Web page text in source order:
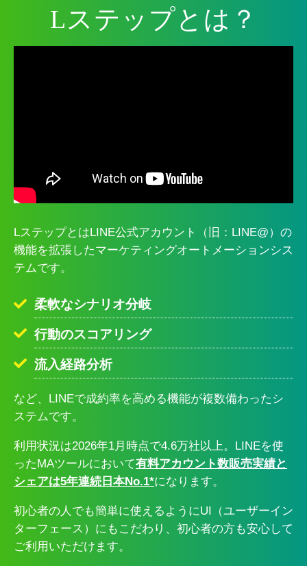
Lステップとは？
LステップとはLINE公式アカウント（旧：LINE@）の
機能を拡張したマーケティングオートメーションシス
テムです。
柔軟なシナリオ分岐
行動のスコアリング
流入経路分析
など、LINEで成約率を高める機能が複数備わったシ
ステムです。
利用状況は2026年1月時点で4.6万社以上。LINEを使
ったMAツールにおいて有料アカウント数販売実績と
シェアは5年連続日本No.1*になります。
初心者の人でも簡単に使えるようにUI（ユーザーイン
ターフェース）にもこだわり、初心者の方も安心して
ご利用いただけます。